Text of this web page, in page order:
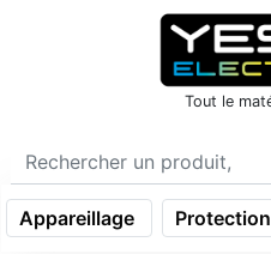
icon menu burger
Tout le
Appareillage